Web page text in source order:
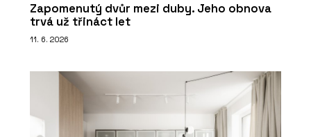
Zapomenutý dvůr mezi duby. Jeho obnova
trvá už třináct let
11. 6. 2026